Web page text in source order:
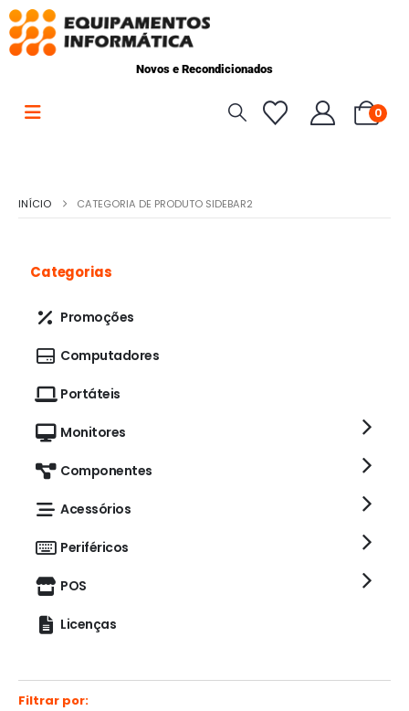
Novos e Recondicionados
0
INÍCIO CATEGORIA DE PRODUTO SIDEBAR2
Categorias
Promoções
Computadores
Portáteis
Monitores
Componentes
Acessórios
Periféricos
POS
Licenças
Filtrar por: